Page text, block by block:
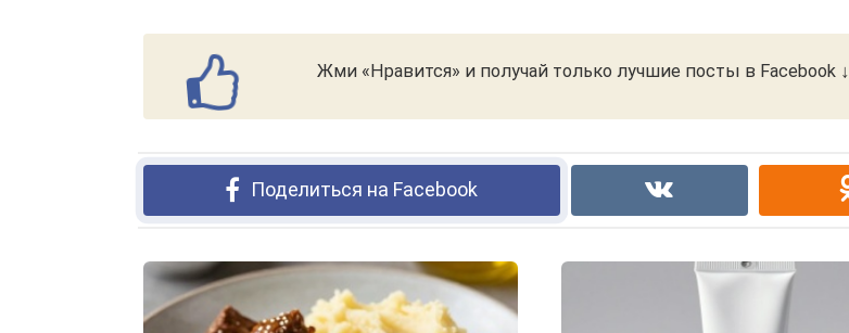
Жми «Нравится» и получай только лучшие посты в Facebook ↓
Поделиться на Facebook